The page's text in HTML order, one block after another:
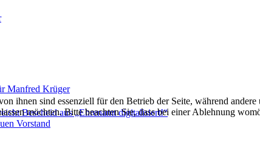
Manfred Krüger
Bescheid aus „Ehrenamt digitalisiert!“
Vorstand
ihnen sind essenziell für den Betrieb der Seite, während
möchten. Bitte beachten Sie, dass bei einer Ablehnung